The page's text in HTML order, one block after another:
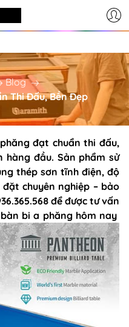
CẤP BÀN BI-A -
Blog
Thi Đấu, Bền Đẹp
đạt chuẩn thi đấu,
hàng đầu. Sản phẩm sử
thép sơn tĩnh điện, độ
chuyên nghiệp – bảo
để được tư vấn
bi a phăng hôm nay